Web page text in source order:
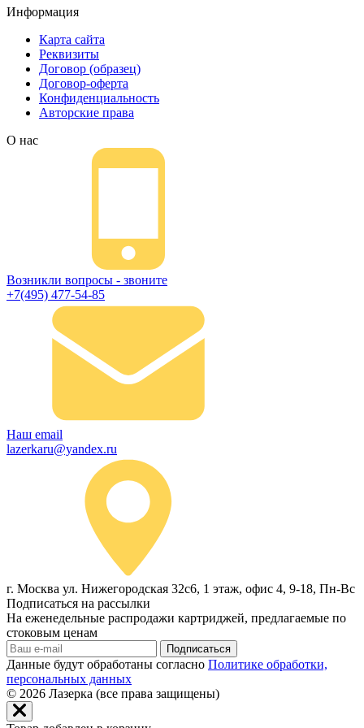
Информация
Карта сайта
Реквизиты
Договор (образец)
Договор-оферта
Конфиденциальность
Авторские права
О нас
Возникли вопросы - звоните
+7(495) 477-54-85
Наш email
lazerkaru@yandex.ru
г. Москва ул. Нижегородская 32с6, 1 этаж, офис 4, 9-18, Пн-Вс
Подписаться на рассылки
На еженедельные распродажи картриджей, предлагаемые по
стоковым ценам
Подписаться
Данные будут обработаны согласно Политике обработки,
персональных данных
© 2026 Лазерка (все права защищены)